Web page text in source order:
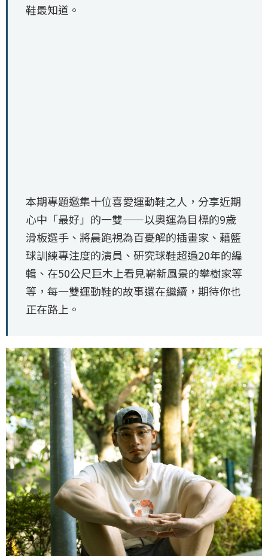
鞋最知道。
本期專題邀集十位喜愛運動鞋之人，分享近期
心中「最好」的一雙——以奧運為目標的9歲
滑板選手、將晨跑視為百憂解的插畫家、藉籃
球訓練專注度的演員、研究球鞋超過20年的編
輯、在50公尺巨木上看見嶄新風景的攀樹家等
等，每一雙運動鞋的故事還在繼續，期待你也
正在路上。